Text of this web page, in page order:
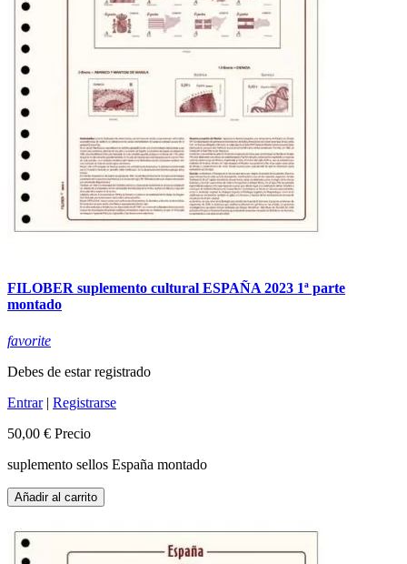
FILOBER suplemento cultural ESPAÑA 2023 1ª parte
montado
favorite
Debes de estar registrado
Entrar| Registrarse
50,00 € Precio
suplemento sellos España montado
Añadir al carrito